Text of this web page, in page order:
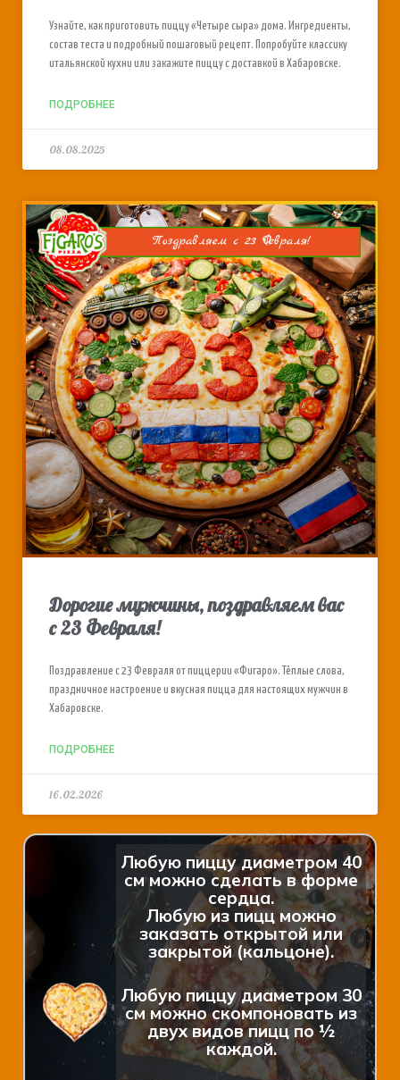
Узнайте, как приготовить пиццу «Четыре сыра» дома. Ингредиенты,
состав теста и подробный пошаговый рецепт. Попробуйте классику
итальянской кухни или закажите пиццу с доставкой в Хабаровске.
ПОДРОБНЕЕ
08.08.2025
Дорогие мужчины, поздравляем вас
с 23 Февраля!
Поздравление с 23 Февраля от пиццерии «Фигаро». Тёплые слова,
праздничное настроение и вкусная пицца для настоящих мужчин в
Хабаровске.
ПОДРОБНЕЕ
16.02.2026
Любую пиццу диаметром 40
см можно сделать в форме
сердца.
Любую из пицц можно
заказать открытой или
закрытой (кальцоне).
Любую пиццу диаметром 30
см можно скомпоновать из
двух видов пицц по ½
каждой.